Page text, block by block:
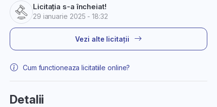
Licitația s-a încheiat!
29 ianuarie 2025 - 18:32
Vezi alte licitații
Cum functioneaza licitatiile online?
Detalii